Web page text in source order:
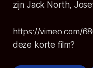
zijn Jack North,
https://vimeo.com/
deze korte film?